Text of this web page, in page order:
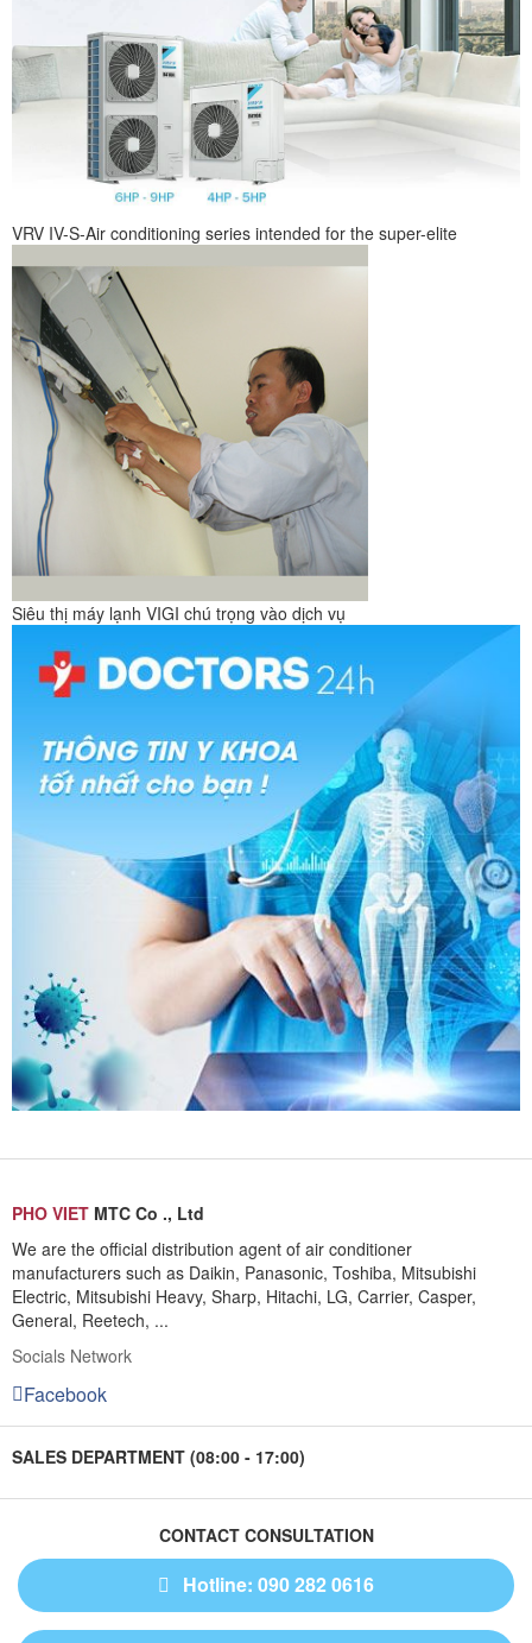
VRV IV-S-Air conditioning series intended for the super-elite
Siêu thị máy lạnh VIGI chú trọng vào dịch vụ
PHO VIET MTC Co ., Ltd
We are the official distribution agent of air conditioner
manufacturers such as Daikin, Panasonic, Toshiba, Mitsubishi
Electric, Mitsubishi Heavy, Sharp, Hitachi, LG, Carrier, Casper,
General, Reetech, ...
Socials Network
Facebook
SALES DEPARTMENT (08:00 - 17:00)
CONTACT CONSULTATION
Hotline: 090 282 0616